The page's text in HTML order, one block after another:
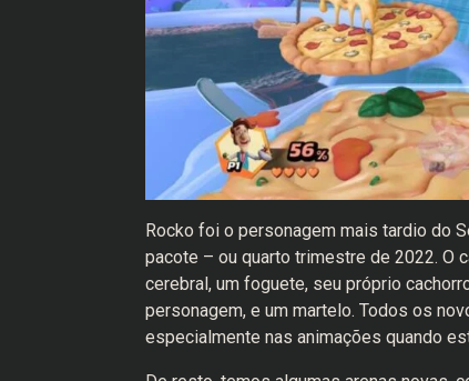
Rocko foi o personagem mais tardio do
pacote – ou quarto trimestre de 2022. O
cerebral, um foguete, seu próprio
personagem, e um martelo. Todos os
especialmente nas animações quando